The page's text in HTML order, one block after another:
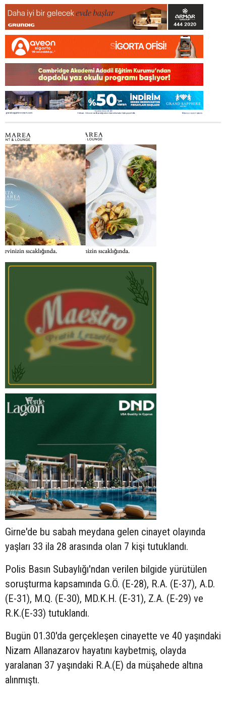
Girne'de bu sabah meydana gelen cinayet olayında
yaşları 33 ila 28 arasında olan 7 kişi tutuklandı.
Polis Basın Subaylığı'ndan verilen bilgide yürütülen
soruşturma kapsamında G.Ö. (E-28), R.A. (E-37), A.D.
(E-31), M.Q. (E-30), MD.K.H. (E-31), Z.A. (E-29) ve
R.K.(E-33) tutuklandı.
Bugün 01.30'da gerçekleşen cinayette ve 40 yaşındaki
Nizam Allanazarov hayatını kaybetmiş, olayda
yaralanan 37 yaşındaki R.A.(E) da müşahede altına
alınmıştı.